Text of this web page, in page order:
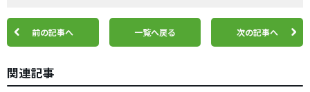
前の記事へ 一覧へ戻る 次の記事へ
関連記事